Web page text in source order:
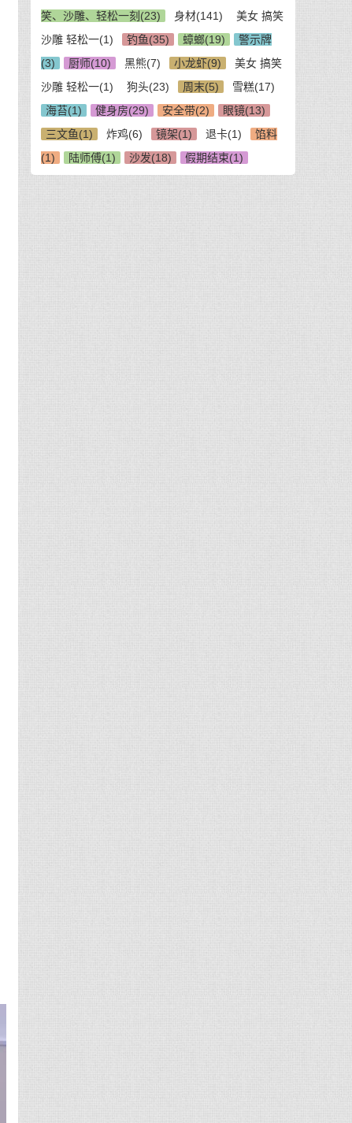
笑、沙雕、轻松一刻(23)
身材(141)
美女 搞笑
沙雕 轻松一(1)
钓鱼(35) 蟑螂(19)
警示牌
(3)
厨师(10) 黑熊(7) 小龙虾(9)
美女 搞笑
沙雕 轻松一(1)
狗头(23) 周末(5)
雪糕(17)
海苔(1)
健身房(29) 安全带(2)
眼镜(13)
三文鱼(1)
炸鸡(6) 镜架(1) 退卡(1)
馅料
(1)
陆师傅(1) 沙发(18) 假期结束(1)